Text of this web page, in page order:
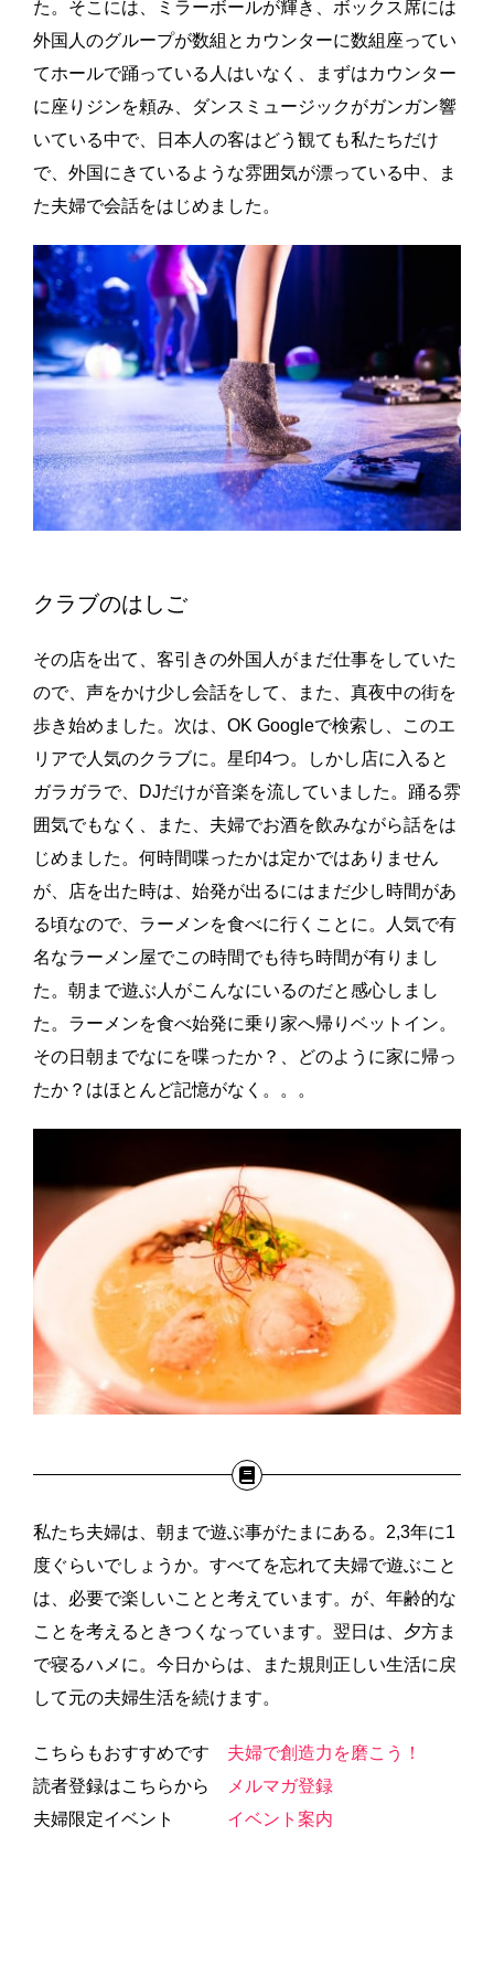
た。そこには、ミラーボールが輝き、ボックス席には
外国人のグループが数組とカウンターに数組座ってい
てホールで踊っている人はいなく、まずはカウンター
に座りジンを頼み、ダンスミュージックがガンガン響
いている中で、日本人の客はどう観ても私たちだけ
で、外国にきているような雰囲気が漂っている中、ま
た夫婦で会話をはじめました。
クラブのはしご
その店を出て、客引きの外国人がまだ仕事をしていた
ので、声をかけ少し会話をして、また、真夜中の街を
歩き始めました。次は、OK Googleで検索し、このエ
リアで人気のクラブに。星印4つ。しかし店に入ると
ガラガラで、DJだけが音楽を流していました。踊る雰
囲気でもなく、また、夫婦でお酒を飲みながら話をは
じめました。何時間喋ったかは定かではありません
が、店を出た時は、始発が出るにはまだ少し時間があ
る頃なので、ラーメンを食べに行くことに。人気で有
名なラーメン屋でこの時間でも待ち時間が有りまし
た。朝まで遊ぶ人がこんなにいるのだと感心しまし
た。ラーメンを食べ始発に乗り家へ帰りベットイン。
その日朝までなにを喋ったか？、どのように家に帰っ
たか？はほとんど記憶がなく。。。
私たち夫婦は、朝まで遊ぶ事がたまにある。2,3年に1
度ぐらいでしょうか。すべてを忘れて夫婦で遊ぶこと
は、必要で楽しいことと考えています。が、年齢的な
ことを考えるときつくなっています。翌日は、夕方ま
で寝るハメに。今日からは、また規則正しい生活に戻
して元の夫婦生活を続けます。
こちらもおすすめです 夫婦で創造力を磨こう！
読者登録はこちらから
メルマガ登録
夫婦限定イベント イベント案内